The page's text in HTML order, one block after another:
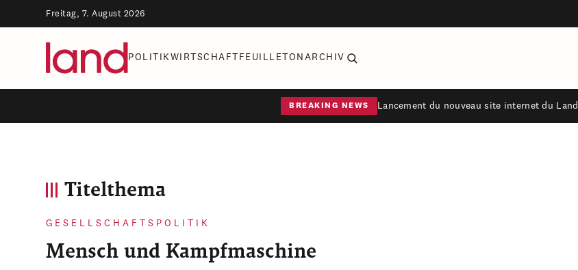
Freitag, 7. August 2026
POLITIKWIRTSCHAFT FEUILLETON ARCHIV
BREAKING NEWS Lancement du nouveau site internet du Land
Titelthema
GESELLSCHAFTSPOLITIK
Mensch und Kampfmaschine